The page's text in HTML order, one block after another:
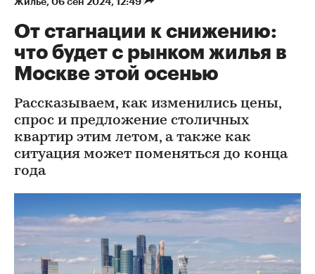
От стагнации к снижению:
что будет с рынком жилья в
Москве этой осенью
Рассказываем, как изменились цены,
спрос и предложение столичных
квартир этим летом, а также как
ситуация может поменяться до конца
года